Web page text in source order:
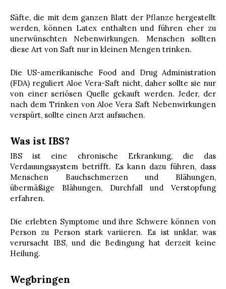
Säfte, die mit dem ganzen Blatt der Pflanze hergestellt
werden, können Latex enthalten und führen eher zu
unerwünschten Nebenwirkungen. Menschen sollten
diese Art von Saft nur in kleinen Mengen trinken.
Die US-amerikanische Food and Drug Administration
(FDA) reguliert Aloe Vera-Saft nicht, daher sollte sie nur
von einer seriösen Quelle gekauft werden. Jeder, der
nach dem Trinken von Aloe Vera Saft Nebenwirkungen
verspürt, sollte einen Arzt aufsuchen.
Was ist IBS?
IBS ist eine chronische Erkrankung, die das
Verdauungssystem betrifft. Es kann dazu führen, dass
Menschen Bauchschmerzen und Blähungen,
übermäßige Blähungen, Durchfall und Verstopfung
erfahren.
Die erlebten Symptome und ihre Schwere können von
Person zu Person stark variieren. Es ist unklar, was
verursacht IBS, und die Bedingung hat derzeit keine
Heilung.
Wegbringen